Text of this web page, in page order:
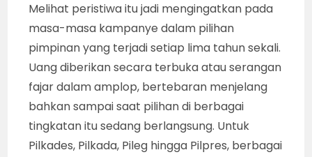
Melihat peristiwa itu jadi mengingatkan pada
masa-masa kampanye dalam pilihan
pimpinan yang terjadi setiap lima tahun sekali.
Uang diberikan secara terbuka atau serangan
fajar dalam amplop, bertebaran menjelang
bahkan sampai saat pilihan di berbagai
tingkatan itu sedang berlangsung. Untuk
Pilkades, Pilkada, Pileg hingga Pilpres, berbagai